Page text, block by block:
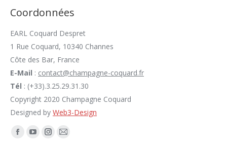
Coordonnées
EARL Coquard Despret
1 Rue Coquard, 10340 Channes
Côte des Bar, France
E-Mail : contact@champagne-coquard.fr
Tél : (+33).3.25.29.31.30
Copyright 2020 Champagne Coquard
Designed by Web3-Design
Trouvez nous sur :
Facebook
YouTubeInstagram
E-